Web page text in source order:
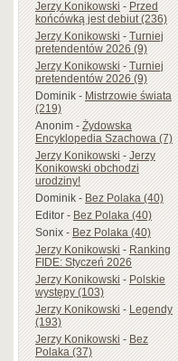
Jerzy Konikowski-Przed
końcówką jest debiut (236)
Jerzy Konikowski-Turniej
pretendentów 2026 (9)
Jerzy Konikowski-Turniej
pretendentów 2026 (9)
Dominik-Mistrzowie świata
(219)
Anonim-Żydowska
Encyklopedia Szachowa (7)
Jerzy Konikowski-Jerzy
Konikowski obchodzi
urodziny!
Dominik-Bez Polaka (40)
Editor-Bez Polaka (40)
Sonix-Bez Polaka (40)
Jerzy Konikowski-Ranking
FIDE: Styczeń 2026
Jerzy Konikowski-Polskie
występy (103)
Jerzy Konikowski-Legendy
(193)
Jerzy Konikowski-Bez
Polaka (37)